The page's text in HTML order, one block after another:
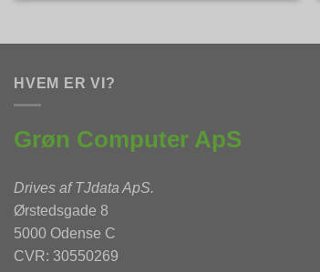
HVEM ER VI?
Grøn Computer ApS
Drives afTJdata ApS.
Ørstedsgade 8
5000 Odense C
CVR: 30550269